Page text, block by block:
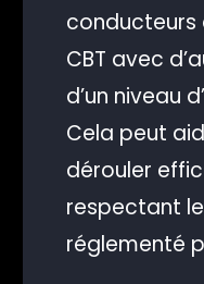
conducteurs
CBT avec
d’un niveau
Cela peut
dérouler
respectant
réglementé